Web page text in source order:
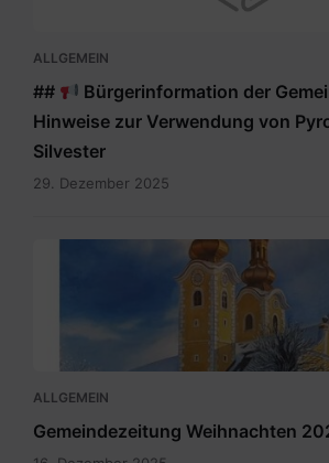
ALLGEMEIN
##
Bürgerinformation der
Hinweise zur Verwendung von
Silvester
29. Dezember 2025
ALLGEMEIN
Gemeindezeitung Weihnachten